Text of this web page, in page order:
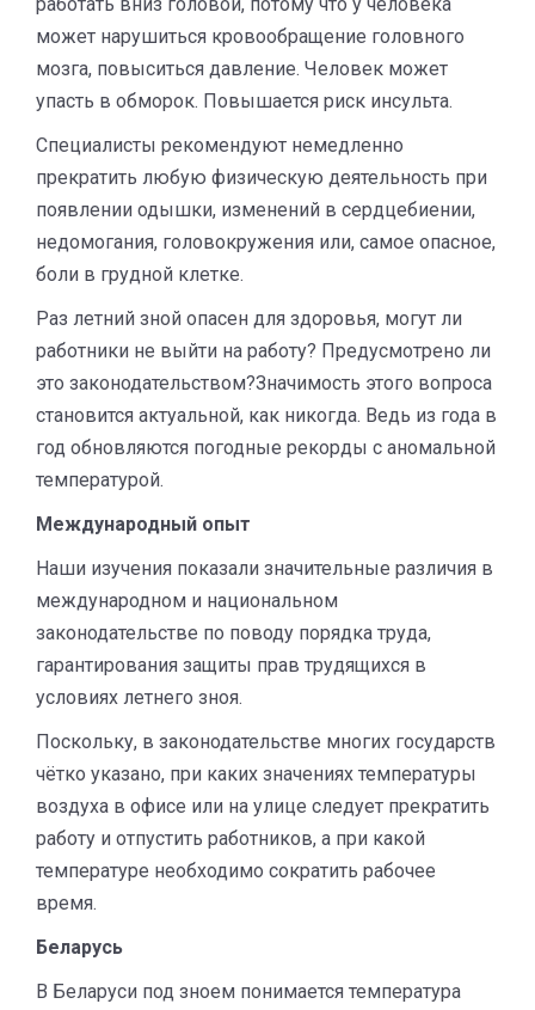
может нарушиться кровообращение головного
мозга, повыситься давление. Человек может
упасть в обморок. Повышается риск инсульта.
Специалисты рекомендуют немедленно
прекратить любую физическую деятельность при
появлении одышки, изменений в сердцебиении,
недомогания, головокружения или, самое опасное,
боли в грудной клетке.
Раз летний зной опасен для здоровья, могут ли
работники не выйти на работу? Предусмотрено ли
это законодательством?Значимость этого вопроса
становится актуальной, как никогда. Ведь из года в
год обновляются погодные рекорды с аномальной
температурой.
Международный опыт
Наши изучения показали значительные различия в
международном и национальном
законодательстве по поводу порядка труда,
гарантирования защиты прав трудящихся в
условиях летнего зноя.
Поскольку, в законодательстве многих государств
чётко указано, при каких значениях температуры
воздуха в офисе или на улице следует прекратить
работу и отпустить работников, а при какой
температуре необходимо сократить рабочее
время.
Беларусь
В Беларуси под зноем понимается температура